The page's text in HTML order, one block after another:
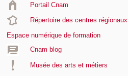
Portail Cnam
Répertoire des centres régionaux
Espace numérique de formation
Cnam blog
Musée des arts et métiers